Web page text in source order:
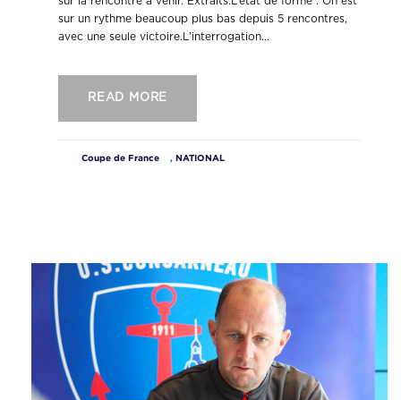
sur un rythme beaucoup plus bas depuis 5 rencontres,
avec une seule victoire.L’interrogation...
READ MORE
Coupe de France , NATIONAL